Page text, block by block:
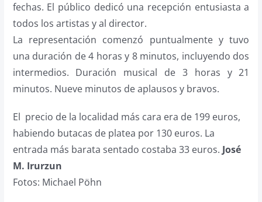
fechas. El público dedicó una recepción entusiasta a
todos los artistas y al director.
La representación comenzó puntualmente y tuvo
una duración de 4 horas y 8 minutos, incluyendo dos
intermedios. Duración musical de 3 horas y 21
minutos. Nueve minutos de aplausos y bravos.
El precio de la localidad más cara era de 199 euros,
habiendo butacas de platea por 130 euros. La
entrada más barata sentado costaba 33 euros. José
M. Irurzun
Fotos: Michael Pöhn